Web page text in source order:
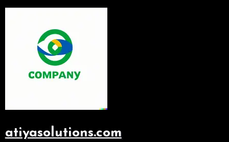
Ga
atiyasolutions.com